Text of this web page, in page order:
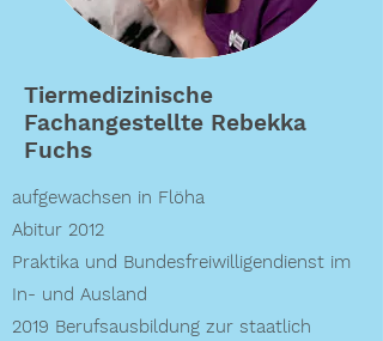
Tiermedizinische
Fachangestellte Rebekka
Fuchs
aufgewachsen in Flöha
Abitur 2012
Praktika und Bundesfreiwilligendienst im
In- und Ausland
2019 Berufsausbildung zur staatlich